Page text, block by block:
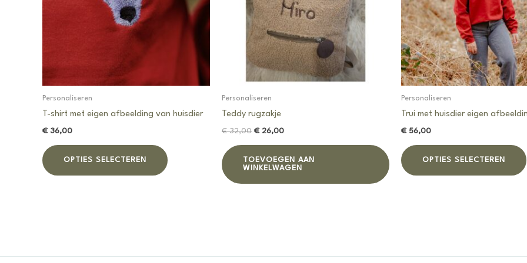
Personaliseren
T-shirt met eigen afbeelding van huisdier
€36,00
OPTIES SELECTEREN
product
Personaliseren
Teddy rugzakje
€32,00 Oorspronkelijke
€ 32,00.
€26,00Huidige
€ 26,00.
TOEVOEGEN AAN
WINKELWAGEN
Personaliseren
Trui met huisdier eigen
€56,00
OPTIES SELECTEREN